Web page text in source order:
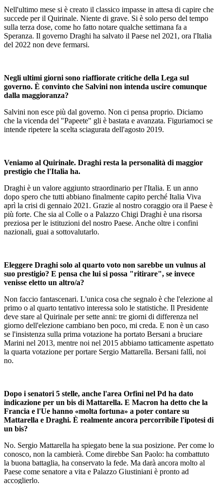
Nell'ultimo mese si è creato il classico impasse in attesa di capire che
succede per il Quirinale. Niente di grave. Si è solo perso del tempo
sulla terza dose, come ho fatto notare qualche settimana fa a
Speranza. Il governo Draghi ha salvato il Paese nel 2021, ora l'Italia
del 2022 non deve fermarsi.
Negli ultimi giorni sono riaffiorate critiche della Lega sul
governo. È convinto che Salvini non intenda uscire comunque
dalla maggioranza?
Salvini non esce più dal governo. Non ci pensa proprio. Diciamo
che la vicenda del "Papeete" gli è bastata e avanzata. Figuriamoci se
intende ripetere la scelta sciagurata dell'agosto 2019.
Veniamo al Quirinale. Draghi resta la personalità di maggior
prestigio che l'Italia ha.
Draghi è un valore aggiunto straordinario per l'Italia. E un anno
dopo spero che tutti abbiano finalmente capito perché Italia Viva
aprì la crisi di gennaio 2021. Grazie al nostro coraggio ora il Paese è
più forte. Che sia al Colle o a Palazzo Chigi Draghi è una risorsa
preziosa per le istituzioni del nostro Paese. Anche oltre i confini
nazionali, guai a sottovalutarlo.
Eleggere Draghi solo al quarto voto non sarebbe un vulnus al
suo prestigio? E pensa che lui si possa "ritirare", se invece
venisse eletto un altro/a?
Non faccio fantascenari. L'unica cosa che segnalo è che l'elezione al
primo o al quarto tentativo interessa solo le statistiche. Il Presidente
deve stare al Quirinale per sette anni: tre giorni di differenza nel
giorno dell'elezione cambiano ben poco, mi creda. E non è un caso
se l'insistenza sulla prima votazione ha portato Bersani a bruciare
Marini nel 2013, mentre noi nel 2015 abbiamo tatticamente aspettato
la quarta votazione per portare Sergio Mattarella. Bersani fallì, noi
no.
Dopo i senatori 5 stelle, anche l'area Orfini nel Pd ha dato
indicazione per un bis di Mattarella. E Macron ha detto che la
Francia e l'Ue hanno «molta fortuna» a poter contare su
Mattarella e Draghi. È realmente ancora percorribile l'ipotesi di
un bis?
No. Sergio Mattarella ha spiegato bene la sua posizione. Per come lo
conosco, non la cambierà. Come direbbe San Paolo: ha combattuto
la buona battaglia, ha conservato la fede. Ma darà ancora molto al
Paese come senatore a vita e Palazzo Giustiniani è pronto ad
accoglierlo.